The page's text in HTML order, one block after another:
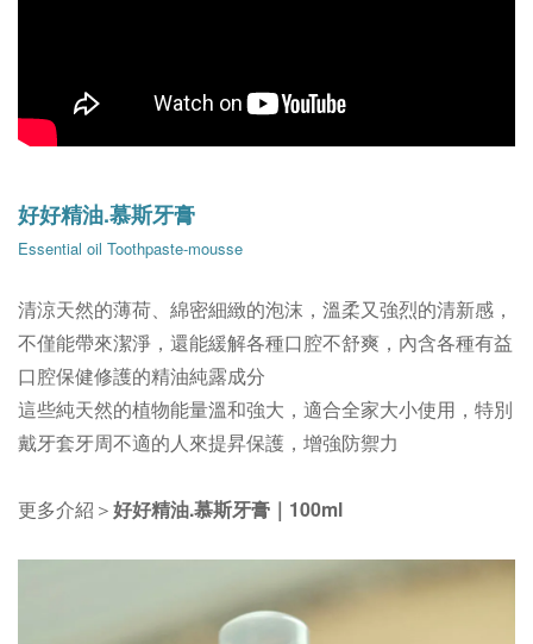
好好精油.慕斯牙膏
Essential oil Toothpaste-mousse
清涼天然的薄荷、綿密細緻的泡沫，溫柔又強烈的清新感，
不僅能帶來潔淨，還能緩解各種口腔不舒爽，內含各種有益
口腔保健修護的精油純露成分
這些純天然的植物能量溫和強大，適合全家大小使用，特別
戴牙套牙周不適的人來提昇保護，增強防禦力
更多介紹＞好好精油.慕斯牙膏｜100ml